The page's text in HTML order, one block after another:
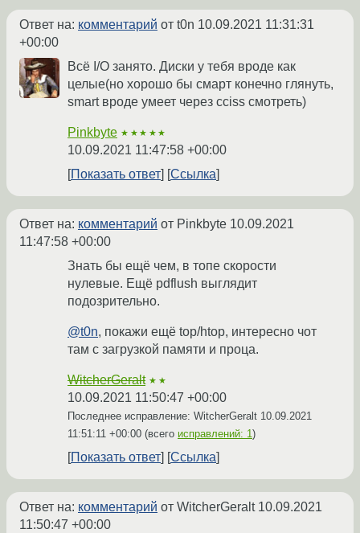
Ответ на: комментарий от t0n 10.09.2021 11:31:31
+00:00
Всё I/O занято. Диски у тебя вроде как
целые(но хорошо бы смарт конечно глянуть,
smart вроде умеет через cciss смотреть)
Pinkbyte ★★★★★
10.09.2021 11:47:58 +00:00
Показать ответ
Ссылка
Ответ на: комментарий от Pinkbyte 10.09.2021
11:47:58 +00:00
Знать бы ещё чем, в топе скорости
нулевые. Ещё pdflush выглядит
подозрительно.
@t0n, покажи ещё top/htop, интересно чот
там с загрузкой памяти и проца.
WitcherGeralt ★★
10.09.2021 11:50:47 +00:00
Последнее исправление: WitcherGeralt 10.09.2021
11:51:11 +00:00 (всего исправлений: 1)
Показать ответ Ссылка
Ответ на: комментарий от WitcherGeralt 10.09.2021
11:50:47 +00:00